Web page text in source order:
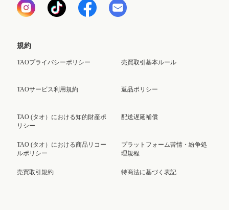
規約
TAOプライバシーポリシー
TAOサービス利用規約
TAO (タオ）における知的財産ポ
リシー
TAO (タオ）における商品リコー
ルポリシー
売買取引規約
売買取引基本ルール
返品ポリシー
配送遅延補償
プラットフォーム苦情・紛争処
理規程
特商法に基づく表記